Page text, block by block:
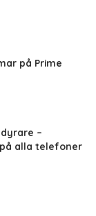
på Prime
dyrare –
alla telefoner